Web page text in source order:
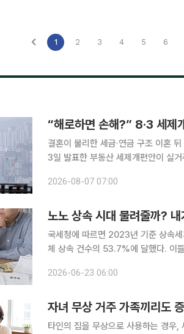
1 2 3 4 5 6
“해로하면 손해?” 8·3 세제
결혼이 불리한 세금·연금 구조 이혼 뒤
3일 발표한 부동산 세제개편안이 실
2026-08-07 07:00
노노 상속 시대 물려줄까?
국세청에 따르면 2023년 기준 상속
체 상속 건수의 53.7%에 달했다. 이
이다. 5년 전인 6조 6100억 원과 비
2026-06-23 06:00
자녀 무상 거주 가족끼리도
타인의 집을 무상으로 사용하는 경우,